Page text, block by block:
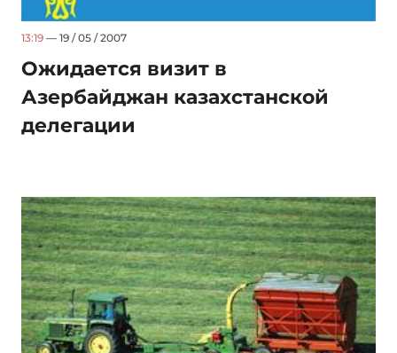
13:19 — 19 / 05 / 2007
Ожидается визит в
Азербайджан казахстанской
делегации